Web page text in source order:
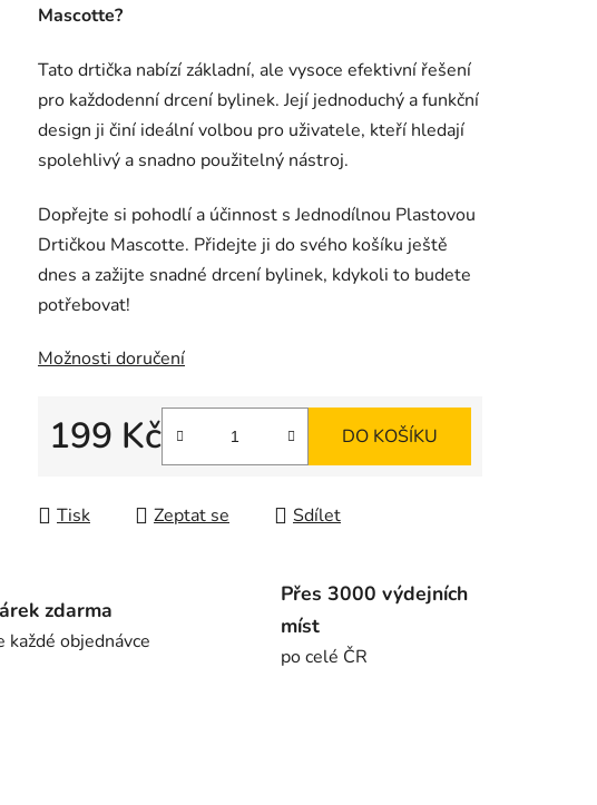
Mascotte?
Tato drtička nabízí základní, ale vysoce efektivní řešení
pro každodenní drcení bylinek. Její jednoduchý a funkční
design ji činí ideální volbou pro uživatele, kteří hledají
spolehlivý a snadno použitelný nástroj.
Dopřejte si pohodlí a účinnost s Jednodílnou Plastovou
Drtičkou Mascotte. Přidejte ji do svého košíku ještě
dnes a zažijte snadné drcení bylinek, kdykoli to budete
potřebovat!
Možnosti doručení
199 Kč DO KOŠÍKU
Tisk Zeptat se Sdílet
zdarma
každé objednávce
Přes 3000 výdejních
míst
po celé ČR